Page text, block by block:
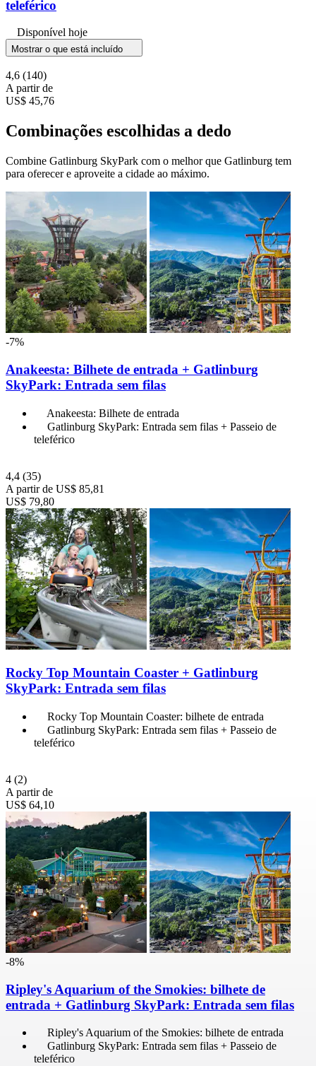
teleférico
Disponível hoje
Mostrar o que está incluído
4,6 (140)
A partir de
US$ 45,76
Combinações escolhidas a dedo
Combine Gatlinburg SkyPark com o melhor que Gatlinburg tem
para oferecer e aproveite a cidade ao máximo.
-7%
Anakeesta: Bilhete de entrada + Gatlinburg
SkyPark: Entrada sem filas
Anakeesta: Bilhete de entrada
Gatlinburg SkyPark: Entrada sem filas + Passeio de
teleférico
4,4 (35)
A partir de US$ 85,81
US$ 79,80
Rocky Top Mountain Coaster + Gatlinburg
SkyPark: Entrada sem filas
Rocky Top Mountain Coaster: bilhete de entrada
Gatlinburg SkyPark: Entrada sem filas + Passeio de
teleférico
4 (2)
A partir de
US$ 64,10
-8%
Ripley's Aquarium of the Smokies: bilhete de
entrada + Gatlinburg SkyPark: Entrada sem filas
Ripley's Aquarium of the Smokies: bilhete de entrada
Gatlinburg SkyPark: Entrada sem filas + Passeio de
teleférico